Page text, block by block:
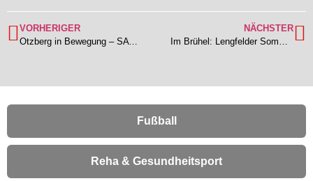
VORHERIGER
Otzberg in Bewegung – SAVE THE DATE
NÄCHSTER
Fußball
Reha & Gesundheitsport